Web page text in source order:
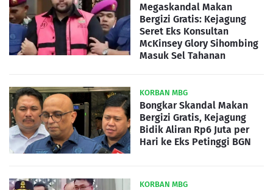
Megaskandal Makan
Bergizi Gratis: Kejagung
Seret Eks Konsultan
McKinsey Glory Sihombing
Masuk Sel Tahanan
KORBAN MBG
Bongkar Skandal Makan
Bergizi Gratis, Kejagung
Bidik Aliran Rp6 Juta per
Hari ke Eks Petinggi BGN
KORBAN MBG